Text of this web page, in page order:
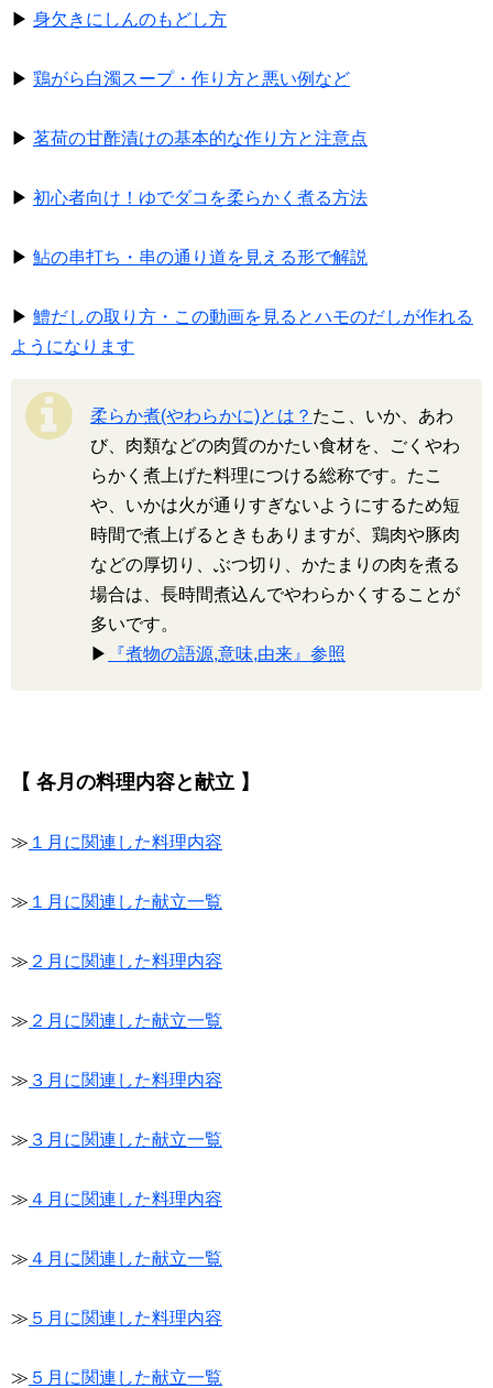
▶ 身欠きにしんのもどし方
▶ 鶏がら白濁スープ・作り方と悪い例など
▶ 茗荷の甘酢漬けの基本的な作り方と注意点
▶ 初心者向け！ゆでダコを柔らかく煮る方法
▶ 鮎の串打ち・串の通り道を見える形で解説
▶ 鱧だしの取り方・この動画を見るとハモのだしが作れる
ようになります
柔らか煮(やわらかに)とは？ たこ、いか、あわ
び、肉類などの肉質のかたい食材を、ごくやわ
らかく煮上げた料理につける総称です。たこ
や、いかは火が通りすぎないようにするため短
時間で煮上げるときもありますが、鶏肉や豚肉
などの厚切り、ぶつ切り、かたまりの肉を煮る
場合は、長時間煮込んでやわらかくすることが
多いです。
▶
『煮物の語源,意味,由来』参照
【 各月の料理内容と献立 】
≫ １月に関連した料理内容
≫ １月に関連した献立一覧
≫ ２月に関連した料理内容
≫ ２月に関連した献立一覧
≫ ３月に関連した料理内容
≫ ３月に関連した献立一覧
≫ ４月に関連した料理内容
≫ ４月に関連した献立一覧
≫ ５月に関連した料理内容
≫ ５月に関連した献立一覧